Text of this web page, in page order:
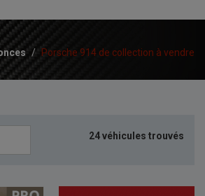
/ Porsche 914 de collection à vendre
24 véhicules trouvés